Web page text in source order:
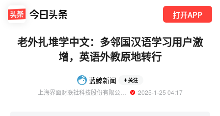
打开APP
老外扎堆学中文：多邻国汉语学习用户激
增，英语外教原地转行
蓝鲸新闻 关注
上海界面财联社科技股份有限公司旗下账号
  2025-1-25 04:17